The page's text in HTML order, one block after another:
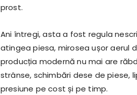
prost.
Ani întregi, asta a fost regula
atingea piesa, mirosea ușor aerul
producția modernă nu mai are
strânse, schimbări dese de piese,
presiune pe cost și pe timp.